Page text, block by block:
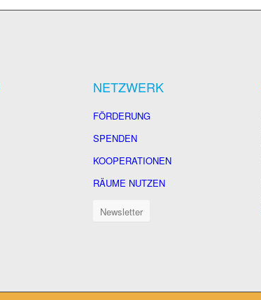
NETZWERK
FÖRDERUNG
SPENDEN
KOOPERATIONEN
RÄUME NUTZEN
Newsletter